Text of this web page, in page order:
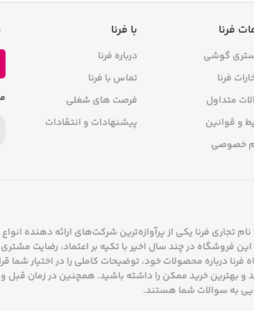
در مجموع، خرید یک لپ تاپ که
فرنا
گوشی
فرنا
متداول
و قوانین
خصوصی
با فرنا
درباره فرنا
تماس با فرنا
فرصت های شغلی
پیشنهادات و انتقادات
تجاری فرنا یکی از پرآوازه‌ترین شرکت‌های ارائه دهنده
فروشگاه در چند سال اخیر با تکیه بر اعتماد، رضایت مشتری
درباره محصولات خود، توضیحات کاملی را در اختیار شما
بهترین خرید ممکن را داشته باشید. همچنین در زمان قبل
به سوالات شما هستند.